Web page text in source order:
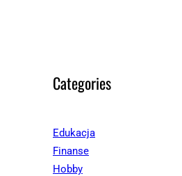
Categories
Edukacja
Finanse
Hobby